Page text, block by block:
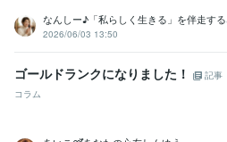
【記憶力】一度会ったら御顔を忘れない
【記憶力】会話の内容、登場人物キャラ
【日本語バイリンガル】標準語と関西
【関西弁使い分け】大阪弁でも舌巻く
【訛った英語話せる】シングリッシュ
悩み相談・カウンセリング
傾聴力と
なんしー♪「私らしく生きる」を伴走す
2026/06/03 13:50
ゴールドランクになりました！
記事
コラム